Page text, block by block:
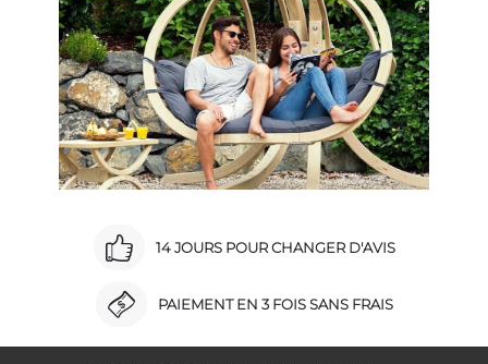
14 JOURS POUR CHANGER D'AVIS
PAIEMENT EN 3 FOIS SANS FRAIS